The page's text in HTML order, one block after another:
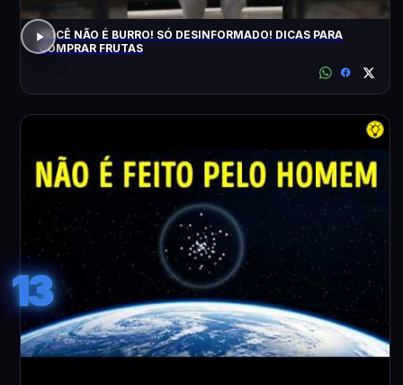
VOCÊ NÃO É BURRO! SÓ DESINFORMADO! DICAS PARA
COMPRAR FRUTAS
13